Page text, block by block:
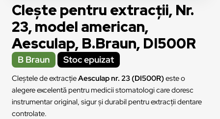
Clește pentru extracții, Nr.
23, model american,
Aesculap, B.Braun, DI500R
B Braun Stoc epuizat
Cleștele de extracțieAesculap nr. 23 (DI500R)este o
alegere excelentă pentru medicii stomatologi care doresc
instrumentar original, sigur și durabil pentru extracții dentare
controlate.